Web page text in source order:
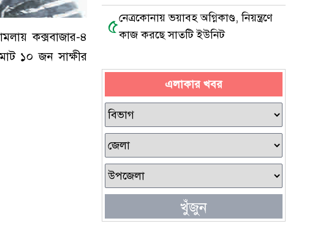
কক্সবাজার-৪
১০ জন সাক্ষীর
৫নেত্রকোনায় ভয়াবহ অগ্নিকাণ্ড, নিয়ন্ত্রণে
কাজ করছে সাতটি ইউনিট
এলাকার খবর
খুঁজুন